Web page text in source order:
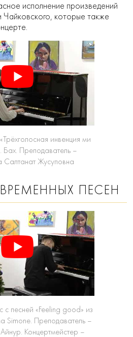
исполнение произведений
которые также
инвенция ми
Преподаватель –
Жусуповна
ПЕСЕН
с песней «Feeling good» из
Simone. Преподаватель –
Концертмейстер –